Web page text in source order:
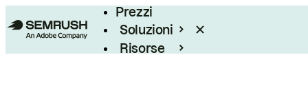
Prezzi
Soluzioni
Risorse